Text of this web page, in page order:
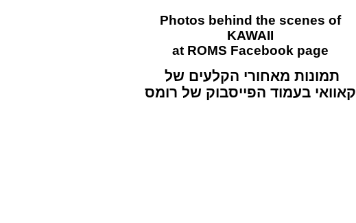
Photos behind the scenes of
KAWAII
at ROMS Facebook page
קאוואי בעמוד הפייסבוק של רומס